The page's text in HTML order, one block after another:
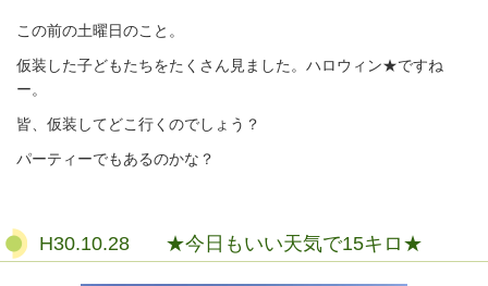
この前の土曜日のこと。
仮装した子どもたちをたくさん見ました。ハロウィン★ですね
ー。
皆、仮装してどこ行くのでしょう？
パーティーでもあるのかな？
H30.10.28 ★今日もいい天気で15キロ★